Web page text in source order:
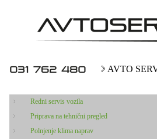
AVTO
Redni servis vozila
Priprava na tehnični pregled
Polnjenje klima naprav